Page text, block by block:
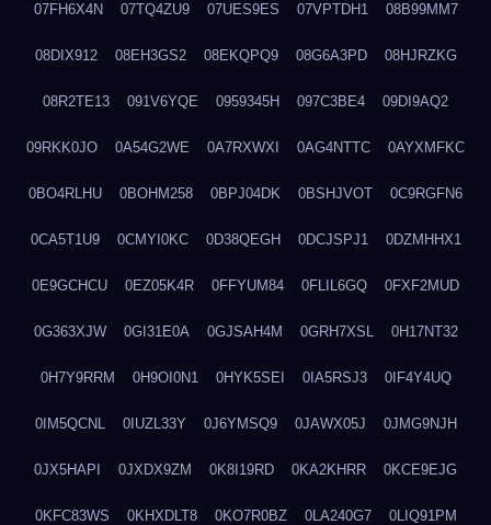
07FH6X4N 07TQ4ZU9 07UES9ES 07VPTDH1 08B99MM7
08DIX912 08EH3GS2 08EKQPQ9 08G6A3PD 08HJRZKG
08R2TE13 091V6YQE 0959345H 097C3BE4 09DI9AQ2
09RKK0JO 0A54G2WE 0A7RXWXI 0AG4NTTC 0AYXMFKC
0BO4RLHU 0BOHM258 0BPJ04DK 0BSHJVOT 0C9RGFN6
0CA5T1U9 0CMYI0KC 0D38QEGH 0DCJSPJ1 0DZMHHX1
0E9GCHCU 0EZ05K4R 0FFYUM84 0FLIL6GQ 0FXF2MUD
0G363XJW 0GI31E0A 0GJSAH4M 0GRH7XSL 0H17NT32
0H7Y9RRM 0H9OI0N1 0HYK5SEI 0IA5RSJ3 0IF4Y4UQ
0IM5QCNL 0IUZL33Y 0J6YMSQ9 0JAWX05J 0JMG9NJH
0JX5HAPI 0JXDX9ZM 0K8I19RD 0KA2KHRR 0KCE9EJG
0KFC83WS 0KHXDLT8 0KO7R0BZ 0LA240G7 0LIQ91PM